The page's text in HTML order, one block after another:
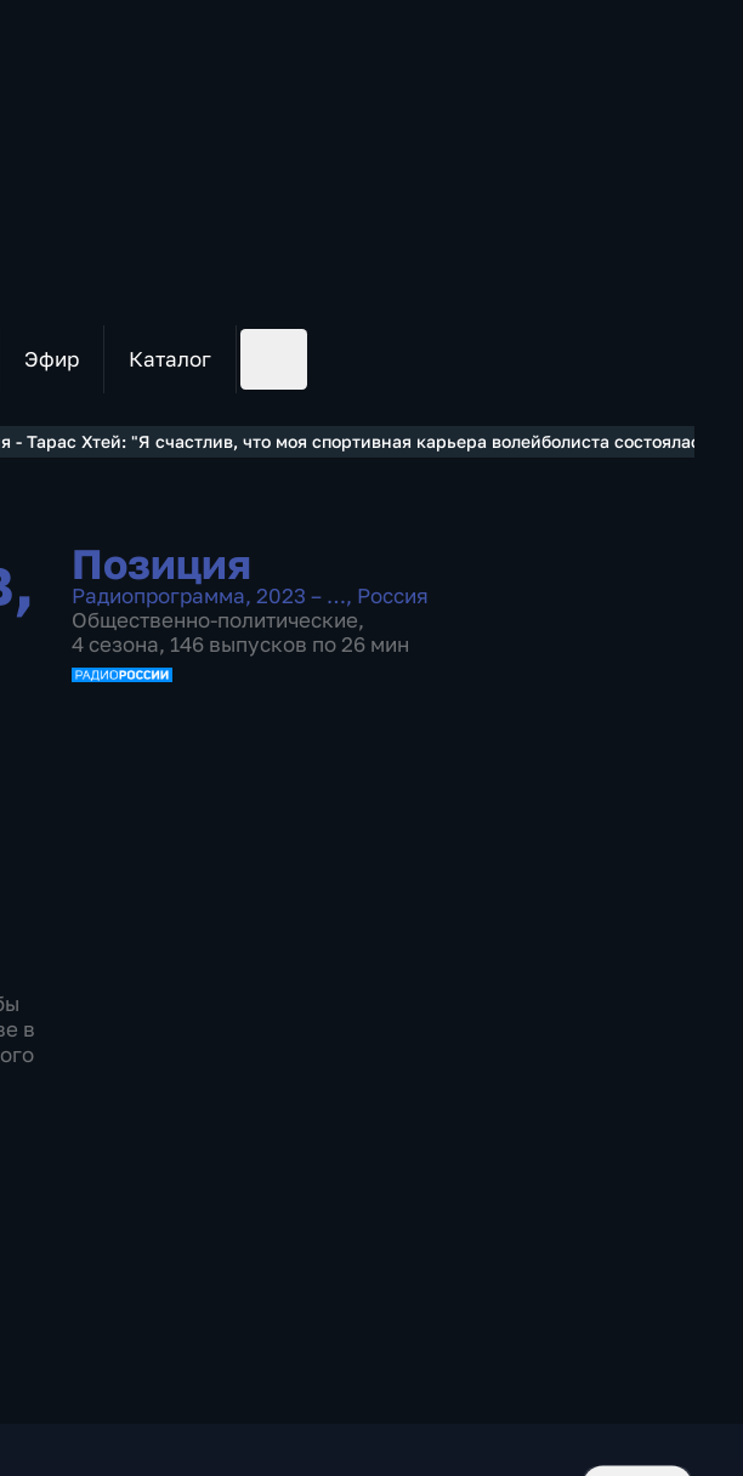
Эфир Каталог
- Тарас Хтей: "Я счастлив, что моя спортивная карьера волейболиста состоялась
в
Позиция
Радиопрограмма, 2023 – …, Россия
Общественно-политические,
4 сезона, 146 выпусков по 26 мин